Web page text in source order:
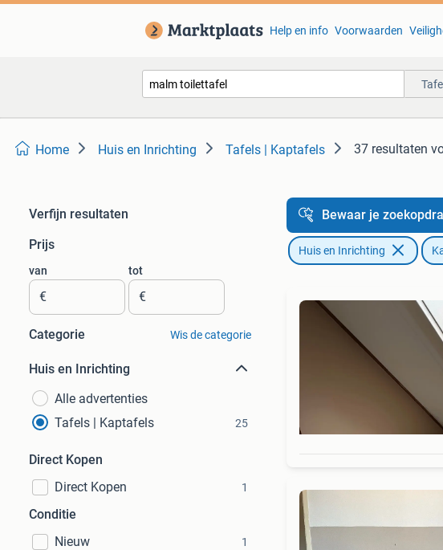
Help en info Voorwaarden
Home Huis en Inrichting Tafels | Kaptafels 37 resultaten
Verfijn resultaten
Prijs
van
€
tot
€
Categorie Wis de categorie
Huis en Inrichting
Alle advertenties
Tafels | Kaptafels
25
Direct Kopen
Direct Kopen
1
Conditie
Nieuw
1
Bewaar je
Huis en Inrichting